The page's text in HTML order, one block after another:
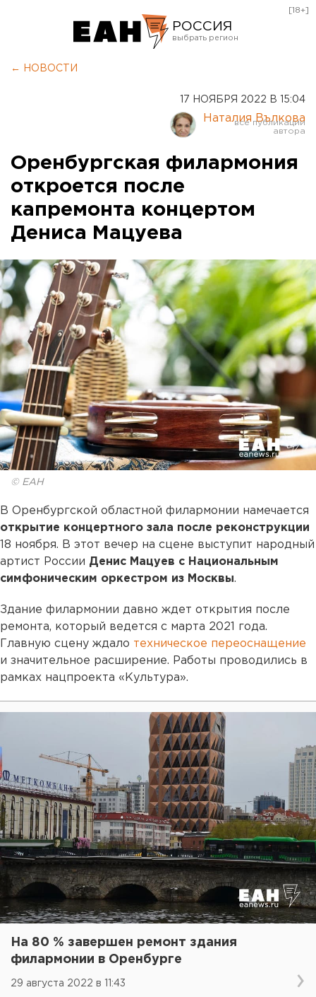
РОССИЯ
Курган
Оренбург
[18+]
← НОВОСТИ
17 НОЯБРЯ 2022 В 15:04
Наталия Вълкова
Оренбургская филармония
откроется после
капремонта концертом
Дениса Мацуева
© ЕАН
В Оренбургской областной филармонии намечается
открытие концертного зала после реконструкции
18 ноября. В этот вечер на сцене выступит народный
артист России Денис Мацуев с Национальным
симфоническим оркестром из Москвы.
Здание филармонии давно ждет открытия после
ремонта, который ведется с марта 2021 года.
Главную сцену ждало техническое переоснащение
и значительное расширение. Работы проводились в
рамках нацпроекта «Культура».
На 80 % завершен ремонт здания
филармонии в Оренбурге
29 августа 2022 в 11:43